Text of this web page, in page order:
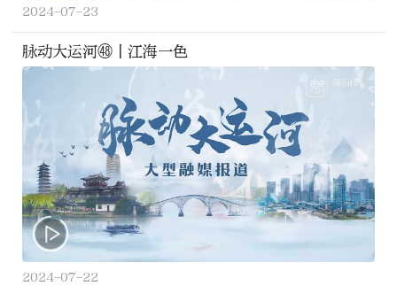
2024-07-23
脉动大运河㊽丨江海一色
2024-07-22